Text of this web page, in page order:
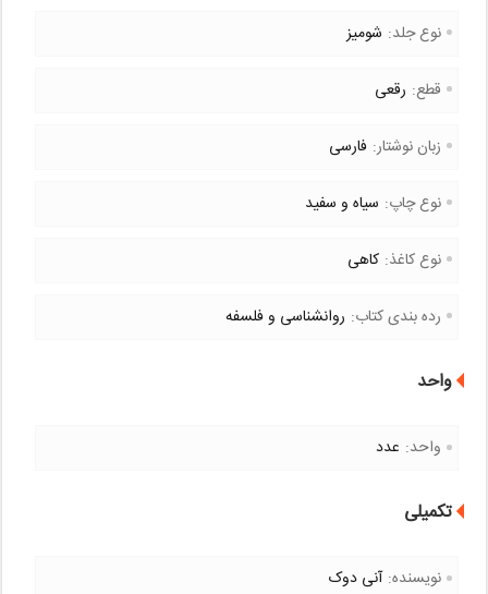
نوع جلد: شومیز
قطع: رقعی
زبان نوشتار: فارسی
نوع چاپ: سیاه و سفید
نوع کاغذ: کاهی
رده بندی کتاب: روانشناسی و فلسفه
واحد
واحد: عدد
تکمیلی
نویسنده: آنی دوک